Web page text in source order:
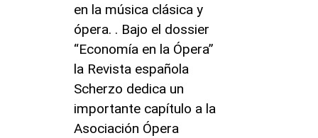
en la música clásica y
ópera. . Bajo el dossier
“Economía en la Ópera”
la Revista española
Scherzo dedica un
importante capítulo a la
Asociación Ópera